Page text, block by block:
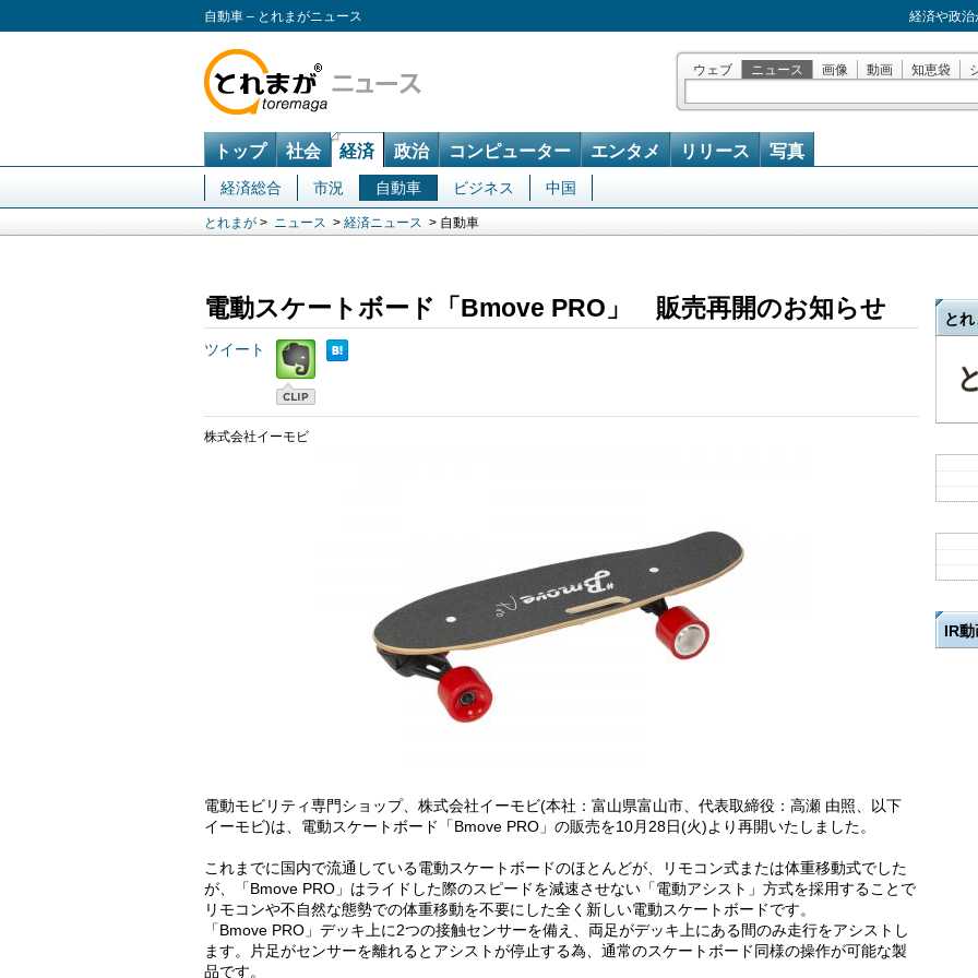
自動車 – とれまがニュース 経済や政
ウェブ ニュース 画像 動画 知恵袋
トップ 社会 経済 政治 コンピューター エンタメ リリース 写真
経済総合 市況 自動車 ビジネス 中国
とれまが > ニュース > 経済ニュース > 自動車
電動スケートボード「Bmove PRO」 販売再開のお知らせ
ツイート
株式会社イーモビ
電動モビリティ専門ショップ、株式会社イーモビ(本社：富山県富山市、代表取締役：高瀬 由照、以下
イーモビ)は、電動スケートボード「Bmove PRO」の販売を10月28日(火)より再開いたしました。
これまでに国内で流通している電動スケートボードのほとんどが、リモコン式または体重移動式でした
が、「Bmove PRO」はライドした際のスピードを減速させない「電動アシスト」方式を採用することで
リモコンや不自然な態勢での体重移動を不要にした全く新しい電動スケートボードです。
「Bmove PRO」デッキ上に2つの接触センサーを備え、両足がデッキ上にある間のみ走行をアシストし
ます。片足がセンサーを離れるとアシストが停止する為、通常のスケートボード同様の操作が可能な製
品です。
とれ
IR動